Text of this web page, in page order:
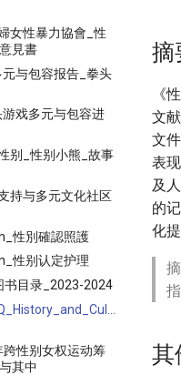
女性暴力協會_性
見書
与包容报告_拳头
戏多元与包容进
别_性别小熊_故事
持与多元文化社区
性別確認照護
性别认定护理
书目录_2023-2024
跨性别女权运动筹
其中
摘
《
文
文
表
及
的
化
其